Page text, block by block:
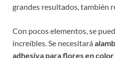
grandes resultados, también
Con pocos elementos, se
increíbles. Se necesitará
adhesiva para flores en